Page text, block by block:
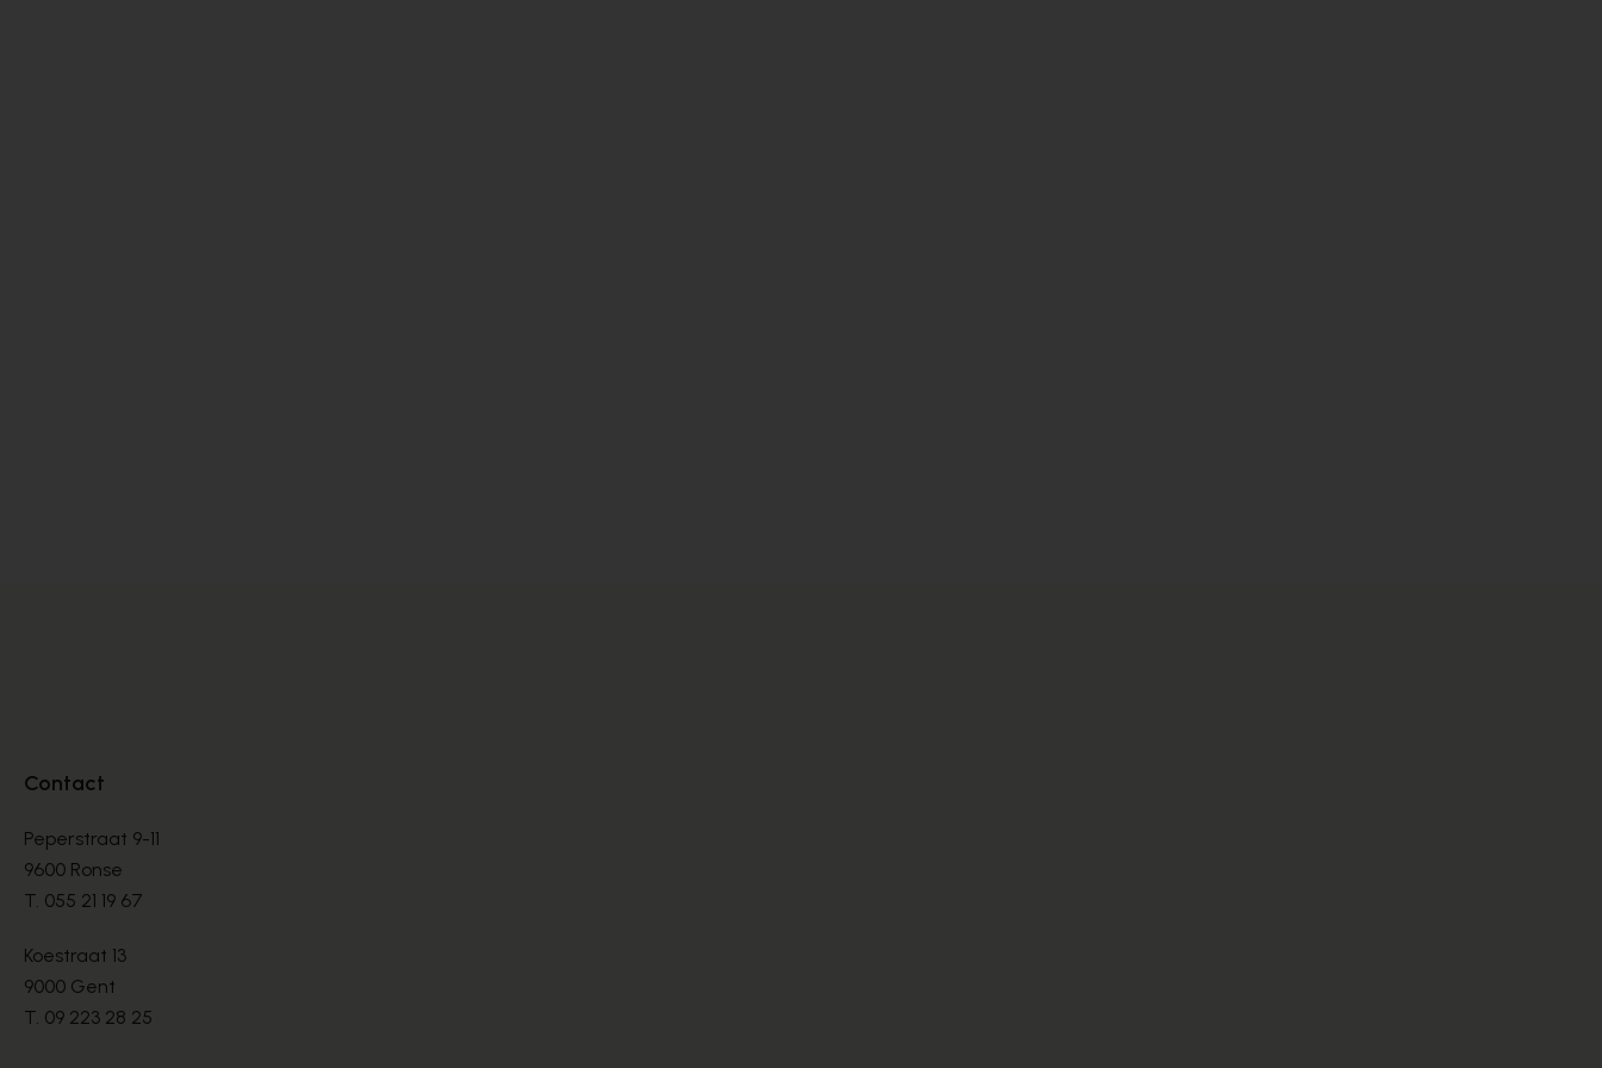
Contact
Peperstraat 9-11
9600 Ronse
T. 055 21 19 67
Koestraat 13
9000 Gent
T. 09 223 28 25